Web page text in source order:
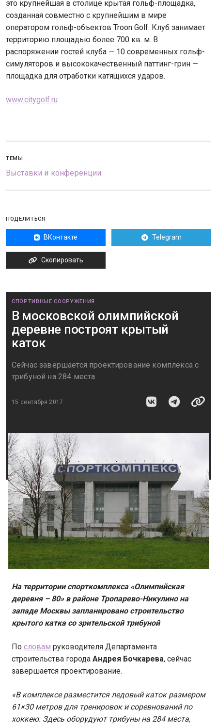
это крупнейшая в столице крытая гольф-площадка,
созданная совместно с крупнейшим в мире
оператором гольф-объектов Troon Golf. Клуб занимает
территорию площадью более 700 кв. м. В
распоряжении гостей клуба — 10 современных гольф-
симуляторов и высококачественный паттинг-грин —
площадка для отработки катящихся ударов.
www.citygolf.ru
ТЕМЫ
Выставки и конференции
ПОДЕЛИТЬСЯ
ВКонтакте Telegram
Скопировать
СПОРТИВНЫЕ СООРУЖЕНИЯ
В московской олимпийской
деревне построят крытый
каток
Сейчас завершается проектирование комплекса с
трибуной на 284 места
15 сентября 2017
На территории спорткомплекса «Олимпийская
деревня – 80» в районе Тропарево-Никулино на
западе Москвы запланировано строительство
крытого катка со зрительской трибуной
По словам руководителя Департамента
строительства города Андрея Бочкарева, сейчас
завершается проектирование.
«В комплексе разместится ледовый каток размером
61×30 метров для тренировок и соревнований по
хоккею. Здесь оборудуют трибуны на 284 места,